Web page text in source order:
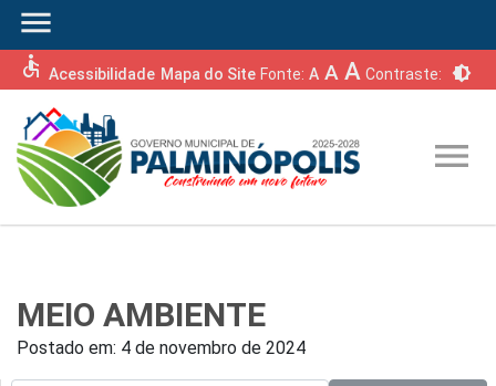
menu
accessible Acessibilidade Mapa do Site Fonte: A A A Contraste: brightness_6
menu
MEIO AMBIENTE
Postado em: 4 de novembro de 2024